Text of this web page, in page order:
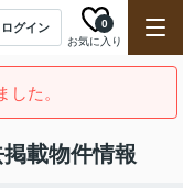
ログイン
お気に入り
0
た。
載物件情報